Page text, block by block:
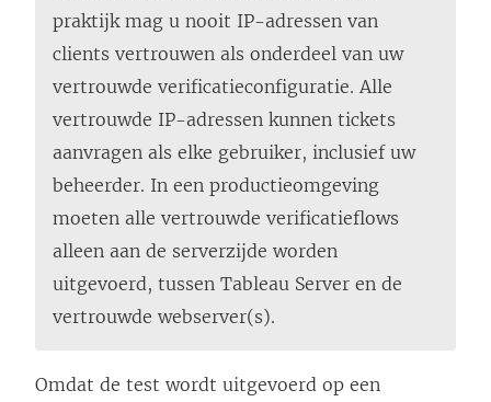
praktijk mag u nooit IP-adressen van
clients vertrouwen als onderdeel van uw
vertrouwde verificatieconfiguratie. Alle
vertrouwde IP-adressen kunnen tickets
aanvragen als elke gebruiker, inclusief uw
beheerder. In een productieomgeving
moeten alle vertrouwde verificatieflows
alleen aan de serverzijde worden
uitgevoerd, tussen Tableau Server en de
vertrouwde webserver(s).
Omdat de test wordt uitgevoerd op een